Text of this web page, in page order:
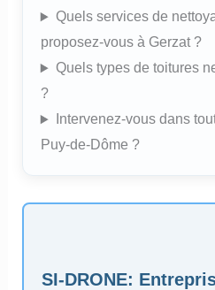
Quels services de
proposez-vous à Gerzat ?
Quels types de toitures
?
Intervenez-vous dans
Puy-de-Dôme ?
SI-DRONE: